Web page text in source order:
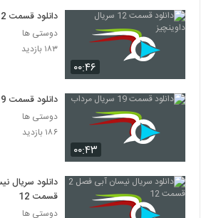
۰۰:۴۶
دانلود قسمت 12 سریال داوینچیز
دوستی ها
۱۸۳ بازدید
۰۰:۴۳
دانلود قسمت 19 سریال مرداب
دوستی ها
۱۸۶ بازدید
قسمت 12
دوستی ها